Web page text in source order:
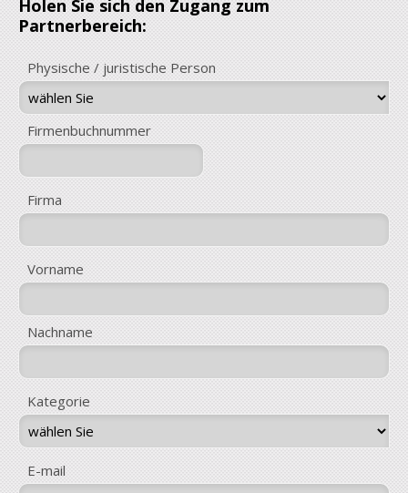
Holen Sie sich den Zugang zum
Partnerbereich:
Physische / juristische Person
Firmenbuchnummer
Firma
Vorname
Nachname
Kategorie
E-mail